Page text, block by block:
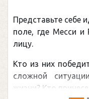
Представьте себе
поле, где Месси
лицу.
Кто из них
сложной
жизни? Кто